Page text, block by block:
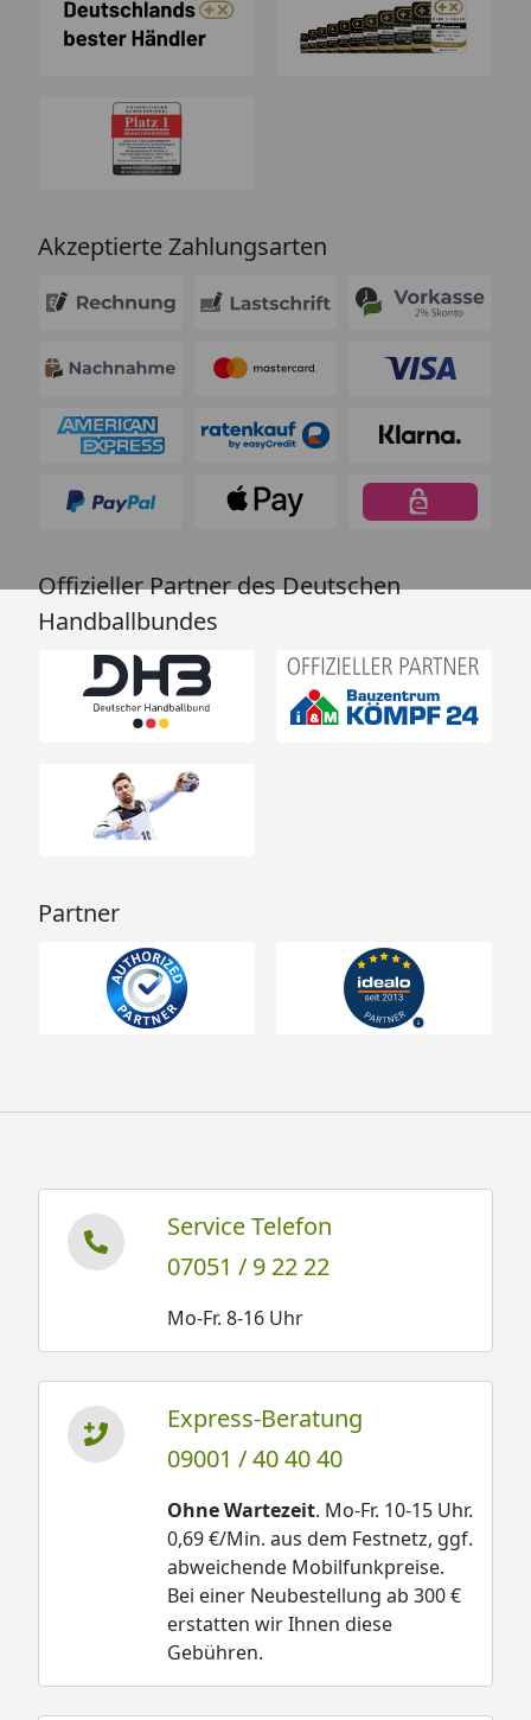
Akzeptierte Zahlungsarten
Offizieller Partner des Deutschen
Handballbundes
Partner
Service Telefon
07051 / 9 22 22
Mo-Fr. 8-16 Uhr
Express-Beratung
09001 / 40 40 40
Ohne Wartezeit. Mo-Fr. 10-15 Uhr.
0,69 €/Min. aus dem Festnetz, ggf.
abweichende Mobilfunkpreise.
Bei einer Neubestellung ab 300 €
erstatten wir Ihnen diese
Gebühren.